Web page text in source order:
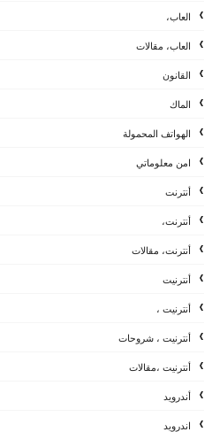
العاب،
العاب، مقالات
القانون
الماك
الهواتف المحمولة
امن معلوماتي
أنترنت
أنترنت،
أنترنت، مقالات
أنترنيت
أنترنيت ،
أنترنيت ، شروحات
أنترنيت ،مقالات
أندرويد
اندرويد